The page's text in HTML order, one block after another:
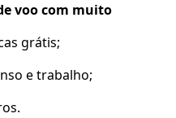
voo com muito
grátis;
e trabalho;